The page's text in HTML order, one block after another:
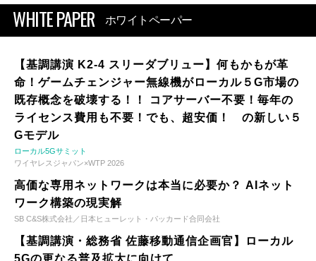
WHITE PAPER ホワイトペーパー
【基調講演 K2-4 スリーダブリュー】何もかもが革
命！ゲームチェンジャー無線機がローカル５G市場の
既存概念を破壊する！！ コアサーバー不要！毎年の
ライセンス費用も不要！でも、超安価！ の新しい５
Gモデル
ローカル5Gサミット
ワイヤレスジャパン×WTP 2026
高価な専用ネットワークは本当に必要か？ AIネット
ワーク構築の現実解
SB C&S株式会社／日本ヒューレット・パッカード合同会社
【基調講演・総務省 佐藤移動通信企画官】ローカル